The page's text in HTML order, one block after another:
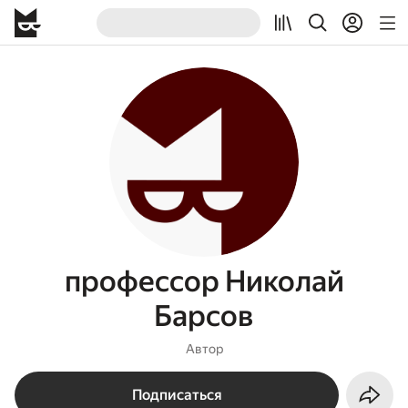
профессор Николай
Барсов
Автор
Подписаться